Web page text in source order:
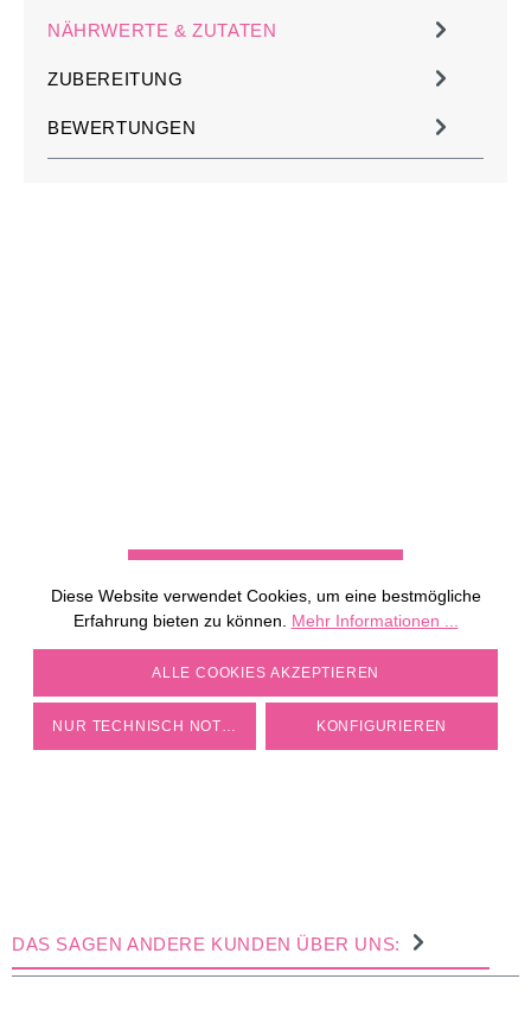
NÄHRWERTE & ZUTATEN
ZUBEREITUNG
BEWERTUNGEN
DAS SAGEN ANDERE KUNDEN ÜBER UNS:
Diese Website verwendet Cookies, um eine bestmögliche
Erfahrung bieten zu können. Mehr Informationen ...
COOKIE-EINSTELLUNGEN
ALLE COOKIES AKZEPTIEREN
NUR TECHNISCH NOTWENDIGE KONFIGURIEREN